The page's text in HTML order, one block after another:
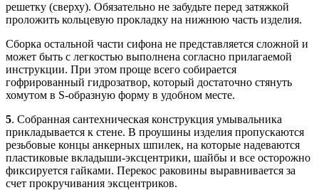
решетку (сверху). Обязательно не забудьте перед затяжкой
проложить кольцевую прокладку на нижнюю часть изделия.
Сборка остальной части сифона не представляется сложной и
может быть с легкостью выполнена согласно прилагаемой
инструкции. При этом проще всего собирается
гофрированный гидрозатвор, который достаточно стянуть
хомутом в S-образную форму в удобном месте.
5. Собранная сантехническая конструкция умывальника
прикладывается к стене. В проушины изделия пропускаются
резьбовые концы анкерных шпилек, на которые надеваются
пластиковые вкладыши-эксцентрики, шайбы и все осторожно
фиксируется гайками. Перекос раковины выравнивается за
счет прокручивания эксцентриков.